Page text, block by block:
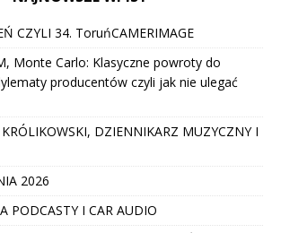
CZYLI 34. ToruńCAMERIMAGE
Monte Carlo: Klasyczne powroty do
producentów czyli jak nie ulegać
DZIENNIKARZ MUZYCZNY I
2026
PODCASTY I CAR AUDIO